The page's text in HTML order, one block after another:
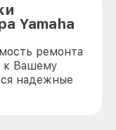
Yamaha
ремонта
к Вашему
надежные